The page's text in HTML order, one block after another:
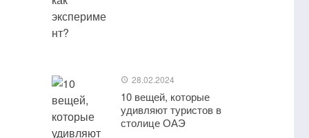
28.02.2024
10 вещей, которые
удивляют туристов в
столице ОАЭ